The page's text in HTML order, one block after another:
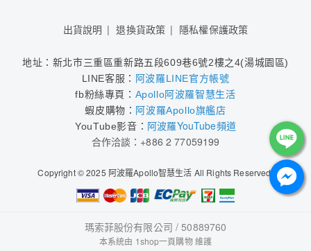
出貨說明 退換貨政策 隱私權保護政策
地址：新北市三重區重新路五段609巷6號2樓之4(湯城園區)
LINE客服： 阿波羅LINE官方帳號
fb粉絲專頁： Apollo阿波羅智慧生活
蝦皮購物： 阿波羅Apollo旗艦店
YouTube影音 ： 阿波羅YouTube頻道
合作洽談：+886 2 77059199
Copyright © 2025 阿波羅Apollo智慧生活 All Rights Reserved.
瑪索菲股份有限公司 / 50889760
本系統由 1shop一頁購物維護